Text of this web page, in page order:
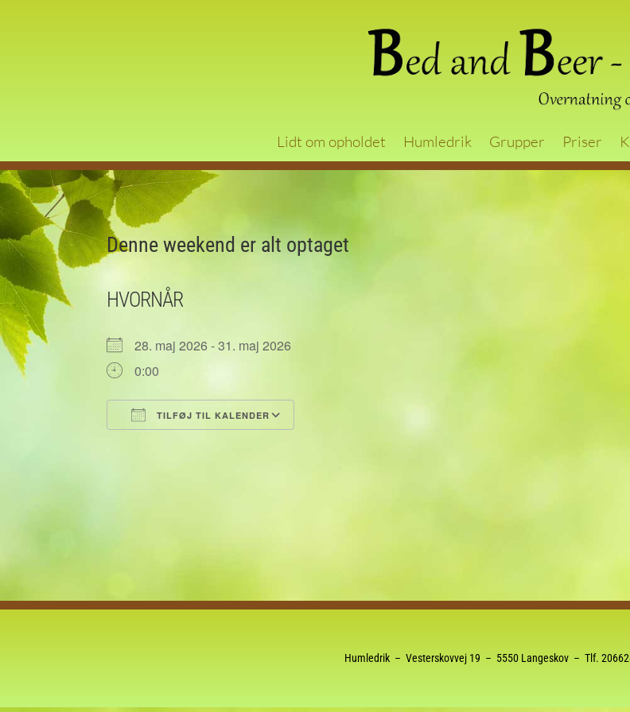
Lidt om opholdet Humledrik Grupper Priser
Denne weekend er alt optaget
HVORNÅR
28. maj 2026 - 31. maj 2026
0:00
TILFØJ TIL KALENDER
Humledrik – Vesterskovvej 19 – 5550 Langeskov – Tlf.